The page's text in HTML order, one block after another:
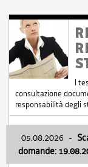
I
consultazione
responsabilità degli
05.08.2026 -
domande: